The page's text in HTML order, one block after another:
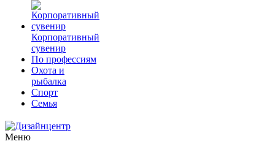
Корпоративный
сувенир
По профессиям
Охота и
рыбалка
Спорт
Семья
Меню